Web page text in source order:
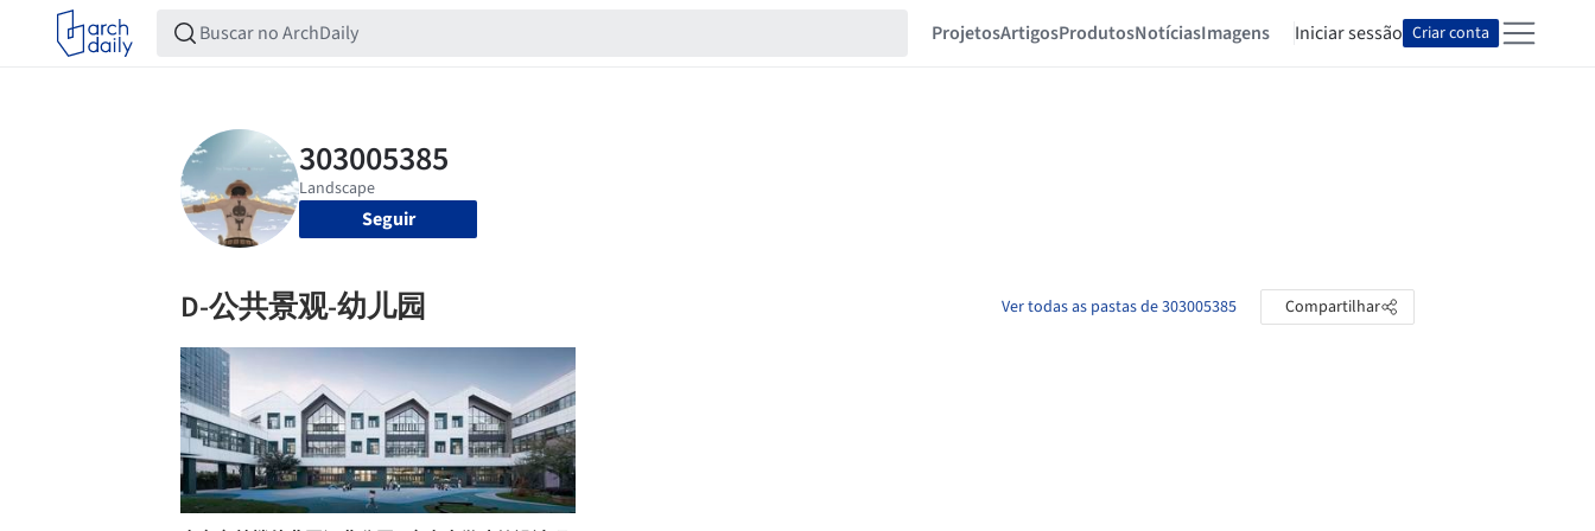
ProjetosArtigosProdutosNotíciasImagens Iniciar sessão Criar conta
Seguir
D-公共景观-幼儿园 Ver todas as pastas de 303005385 Compartilhar